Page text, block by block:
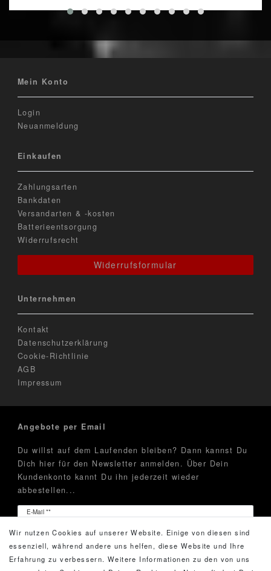
Mein Konto
Login
Neuanmeldung
Einkaufen
Zahlungsarten
Bankdaten
Versandarten & -kosten
Batterieentsorgung
Widerrufsrecht
Widerrufsformular
Unternehmen
Kontakt
Datenschutzerklärung
Cookie-Richtlinie
AGB
Impressum
Angebote per Email
Du willst auf dem Laufenden bleiben? Dann kannst Du
Dich hier für den Newsletter anmelden. Über Dein
Kundenkonto kannt Du ihn jederzeit wieder
abbestellen...
E-Mail **
Newsletter
Hiermit bestätige ich, dass ich die
Daten­schutz­erklärung
gelesen habe. Meine Einwilligung kann ich jederzeit
Wir nutzen Cookies auf unserer Website. Einige von diesen sind
essenziell, während andere uns helfen, diese Website und Ihre
Erfahrung zu verbessern. Weitere Informationen zu den von uns